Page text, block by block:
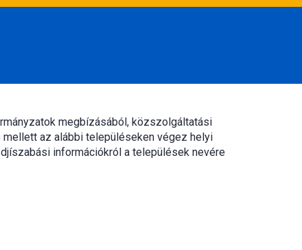
megbízásából, közszolgáltatási
az alábbi településeken végez helyi
információkról a települések nevére